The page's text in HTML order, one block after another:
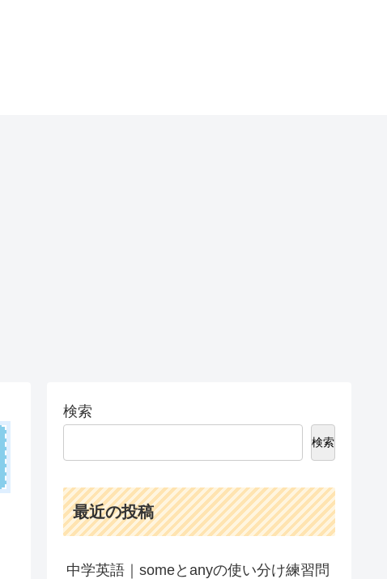
検索
検索
最近の投稿
中学英語｜someとanyの使い分け練習問